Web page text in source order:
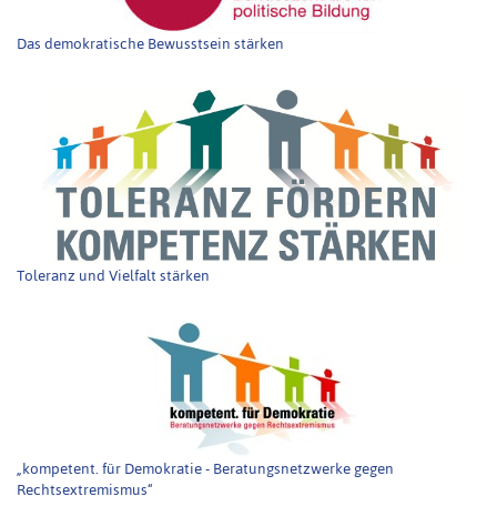
Das demokratische Bewusstsein stärken
Toleranz und Vielfalt stärken
„kompetent. für Demokratie - Beratungsnetzwerke gegen
Rechtsextremismus“